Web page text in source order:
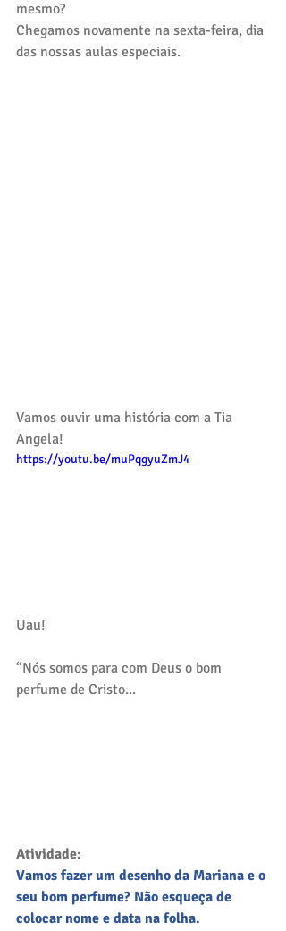
mesmo?
Chegamos novamente na sexta-feira, dia
das nossas aulas especiais.
Vamos ouvir uma história com a Tia
Angela!
https://youtu.be/muPqgyuZmJ4
Uau!
“Nós somos para com Deus o bom
perfume de Cristo...
Atividade:
Vamos fazer um desenho da Mariana e o
seu bom perfume? Não esqueça de
colocar nome e data na folha.